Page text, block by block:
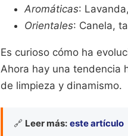
Aromáticas:
Orientales: Canela,
Es curioso cómo ha
Ahora hay una tendencia
de limpieza y dinamismo.
🔗 Leer más: este artículo